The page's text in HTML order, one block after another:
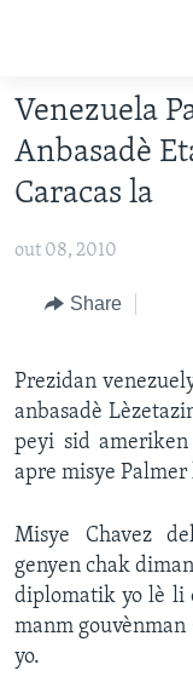
Skip
main
content
to
Navigation
to
Search
ENTÈNASYONAL
VIDEO
Learning English
SUIV NOU
Languages
Venezuela
Anbasadè
Caracas la
out 08, 2010
Share
Prezidan
anbasadè
peyi sid
apre misye
Misye Chavez
genyen chak
diplomatik yo lè li
manm gouvènman
yo.